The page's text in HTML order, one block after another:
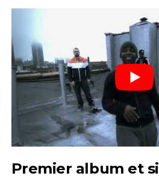
Premier album et